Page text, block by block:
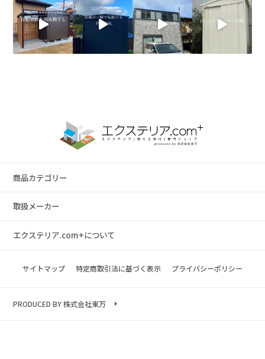
商品カテゴリー
取扱メーカー
エクステリア.com+について
サイトマップ 特定商取引法に基づく表示 プライバシーポリシー
PRODUCED BY 株式会社東万